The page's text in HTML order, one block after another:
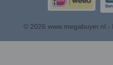
© 2026 www.megabuyer.nl -